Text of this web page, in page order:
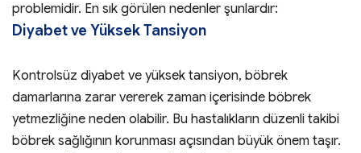
problemidir. En sık görülen nedenler şunlardır:
Diyabet ve Yüksek Tansiyon
Kontrolsüz diyabet ve yüksek tansiyon, böbrek
damarlarına zarar vererek zaman içerisinde böbrek
yetmezliğine neden olabilir. Bu hastalıkların düzenli takibi
böbrek sağlığının korunması açısından büyük önem taşır.